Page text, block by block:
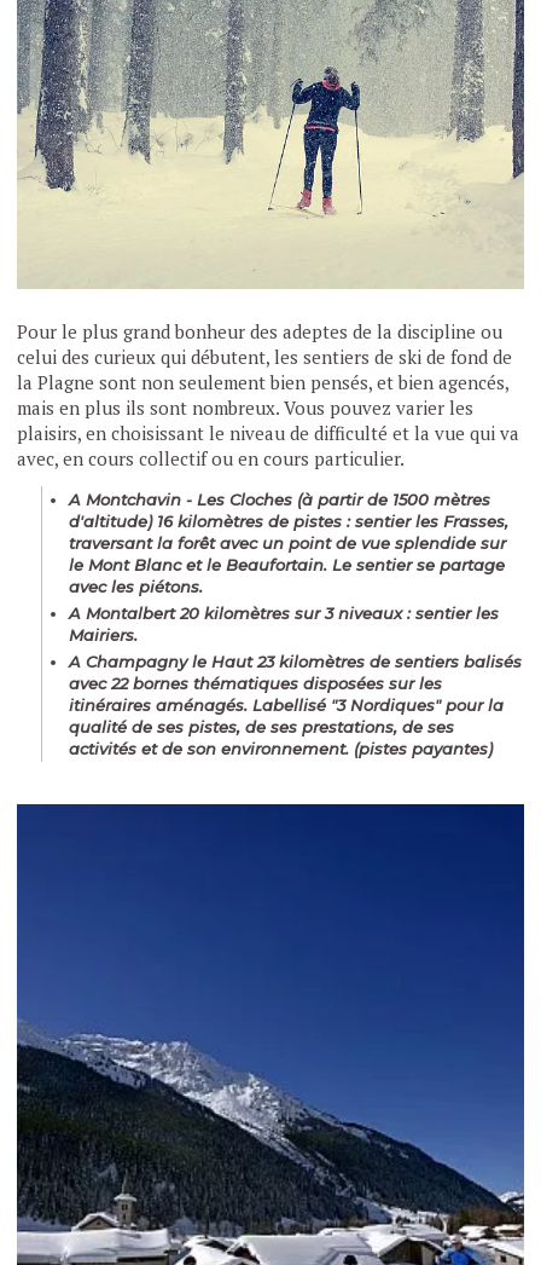
Pour le plus grand bonheur des adeptes de la discipline ou
celui des curieux qui débutent, les sentiers de ski de fond de
la Plagne sont non seulement bien pensés, et bien agencés,
mais en plus ils sont nombreux. Vous pouvez varier les
plaisirs, en choisissant le niveau de difficulté et la vue qui va
avec, en cours collectif ou en cours particulier.
A Montchavin - Les Cloches (à partir de 1500 mètres
d'altitude) 16 kilomètres de pistes : sentier les Frasses,
traversant la forêt avec un point de vue splendide sur
le Mont Blanc et le Beaufortain. Le sentier se partage
avec les piétons.
A Montalbert 20 kilomètres sur 3 niveaux : sentier les
Mairiers.
A Champagny le Haut 23 kilomètres de sentiers balisés
avec 22 bornes thématiques disposées sur les
itinéraires aménagés. Labellisé "3 Nordiques" pour la
qualité de ses pistes, de ses prestations, de ses
activités et de son environnement. (pistes payantes)